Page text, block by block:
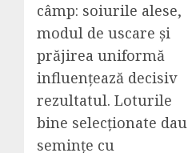
câmp: soiurile alese,
modul de uscare și
prăjirea uniformă
influențează decisiv
rezultatul. Loturile
bine selecționate dau
semințe cu